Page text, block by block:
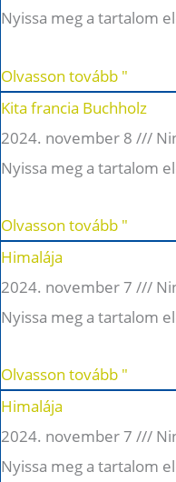
Nyissa meg a tartalom
Olvasson tovább "
Kita francia Buchholz
2024. november 8
Nyissa meg a tartalom
Olvasson tovább "
Himalája
2024. november 7
Nyissa meg a tartalom
Olvasson tovább "
Himalája
2024. november 7
Nyissa meg a tartalom